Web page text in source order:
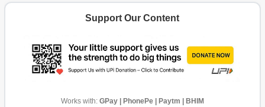
Support Our Content
Works with: GPay | PhonePe | Paytm | BHIM